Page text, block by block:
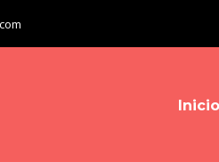
Inicio